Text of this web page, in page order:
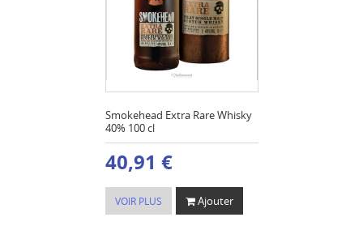
Smokehead Extra Rare Whisky
40% 100 cl
40,91 €
VOIR PLUS Ajouter